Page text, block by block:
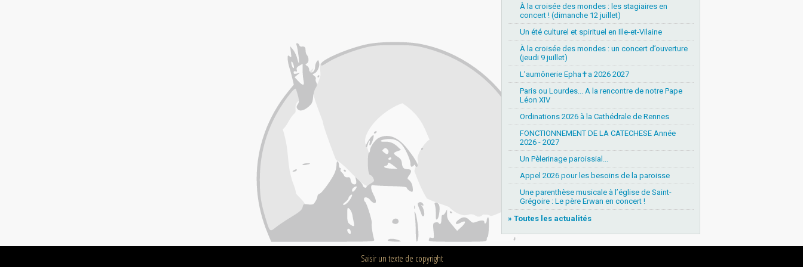
À la croisée des mondes : les stagiaires en
concert ! (dimanche 12 juillet)
Un été culturel et spirituel en Ille-et-Vilaine
À la croisée des mondes : un concert d’ouverture
(jeudi 9 juillet)
L’aumônerie Epha✝a 2026 2027
Paris ou Lourdes... A la rencontre de notre Pape
Léon XIV
Ordinations 2026 à la Cathédrale de Rennes
FONCTIONNEMENT DE LA CATECHESE Année
2026 - 2027
Un Pèlerinage paroissial...
Appel 2026 pour les besoins de la paroisse
Une parenthèse musicale à l’église de Saint-
Grégoire : Le père Erwan en concert !
» Toutes les actualités
Saisir un texte de copyright